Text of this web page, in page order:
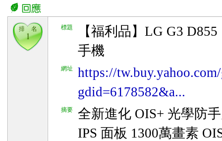
標題
【福利品】LG G3
手機
網址
https://
gdid=6178582&a...
摘要
全新進化 OIS+ 光學防
IPS 面板 1300萬畫素
排 名
1